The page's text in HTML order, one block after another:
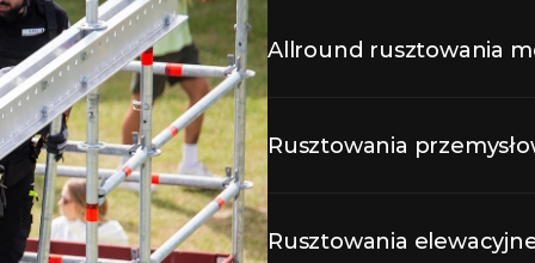
Allround rusztowania
renowacji elewacji po nową
Rusztowania
warunkach. Stosuje
Rusztowania